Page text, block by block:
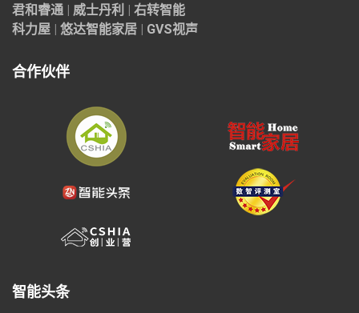
君和睿通
威士丹利
右转智能
科力屋
悠达智能家居 GVS视声
合作伙伴
智能头条